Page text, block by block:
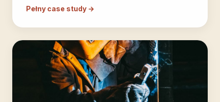
Pełny case study →